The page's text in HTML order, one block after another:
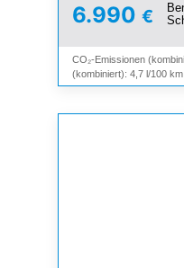
6.990 €
CO₂-Emissionen
(kombiniert): 4,7 l/100 km